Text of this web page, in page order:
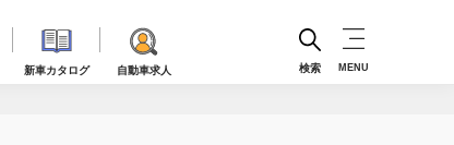
新車カタログ 自動車求人 検索 MENU